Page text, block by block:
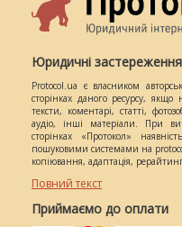
Юридичні застереження
Protocol.ua є власником
сторінках даного ресурсу,
тексти, коментарі, статті,
аудіо, інші матеріали. При
сторінках «Протокол»
пошуковими системами на
копіювання, адаптація,
Повний текст
Приймаємо до оплати